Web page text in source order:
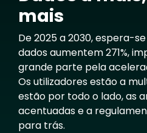
mais
De 2025 a 2030, espera-
dados aumentem 271%,
grande parte pela
Os utilizadores estão a
estão por todo o lado, as
acentuadas e a
para trás.